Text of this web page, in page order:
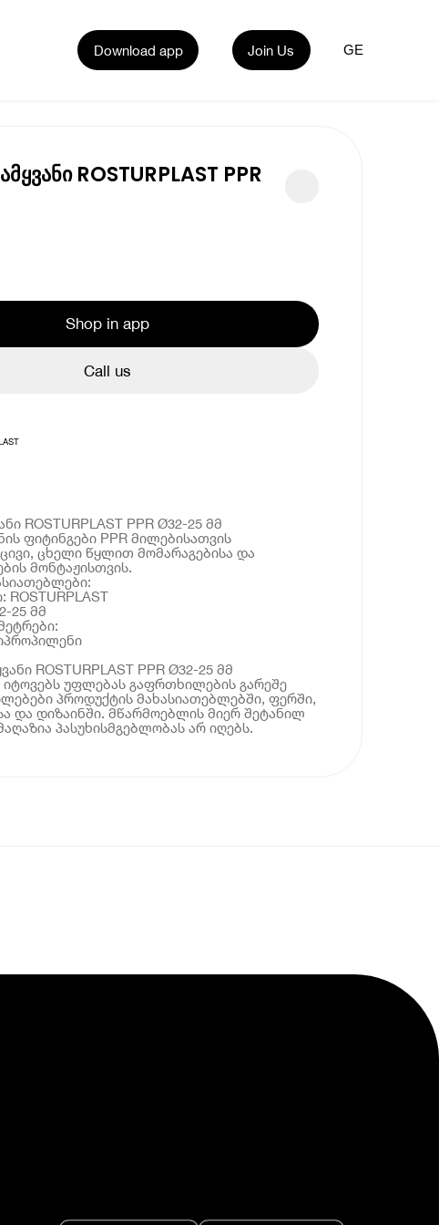
Download app Join Us GE
ROSTURPLAST PPR
Shop in app
Call us
ROSTURPLAST PPR Ø32-25 მმ
ფიტინგები PPR მილებისათვის
ცხელი წყლით მომარაგებისა და
მონტაჟისთვის.
25 მმ
ROSTURPLAST PPR Ø32-25 მმ
უფლებას გაფრთხილების გარეშე
პროდუქტის მახასიათებლებში, ფერში,
და დიზაინში. მწარმოებლის მიერ შეტანილ
პასუხისმგებლობას არ იღებს.